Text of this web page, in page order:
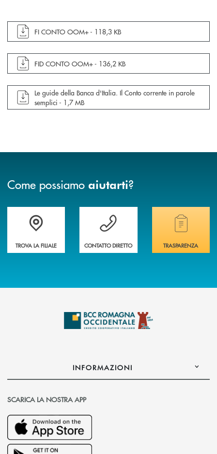
apre documento in una nuova finestra
FI CONTO OOM+ - 118,3 KB
apre documento in una nuova finestra
FID CONTO OOM+ - 136,2 KB
apre documento in una nuova finestra
Le guide della Banca d'Italia. Il Conto corrente in parole
semplici - 1,7 MB
Come possiamo aiutarti?
Accedi all' elenco completo delle filiali della banca.
TROVA LA FILIALE
Hai bisogno di assistenza immediata?
CONTATTO DIRETTO
Hai bisogno di
TRASPARENZA
INFORMAZIONI
SCARICA LA NOSTRA APP